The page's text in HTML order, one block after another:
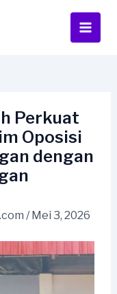
Main
Perkuat
Oposisi
dengan
/ Mei 3, 2026